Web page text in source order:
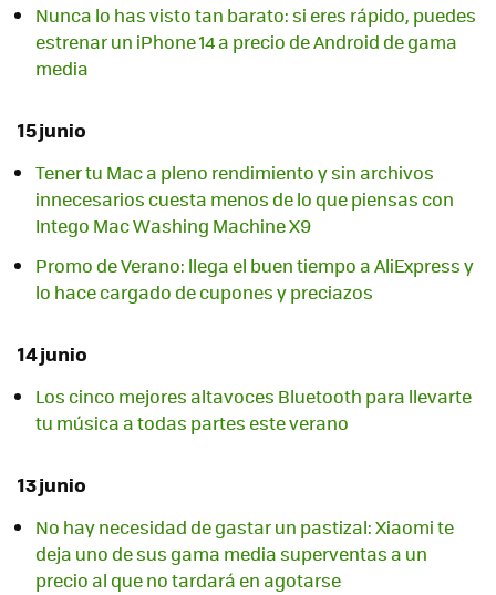
Nunca lo has visto tan barato: si eres rápido, puedes
estrenar un iPhone 14 a precio de Android de gama
media
15 junio
Tener tu Mac a pleno rendimiento y sin archivos
innecesarios cuesta menos de lo que piensas con
Intego Mac Washing Machine X9
Promo de Verano: llega el buen tiempo a AliExpress y
lo hace cargado de cupones y preciazos
14 junio
Los cinco mejores altavoces Bluetooth para llevarte
tu música a todas partes este verano
13 junio
No hay necesidad de gastar un pastizal: Xiaomi te
deja uno de sus gama media superventas a un
precio al que no tardará en agotarse